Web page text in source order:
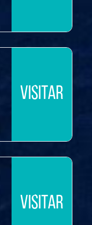
VISITAR
VISITAR